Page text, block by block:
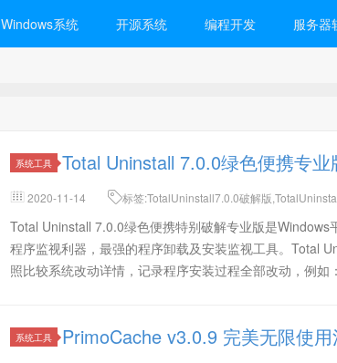
Windows系统 开源系统 编程开发 服务器
系统工具 Total Uninstall 7.0.0绿色便携专业
2020-11-14
标签:TotalUninstall7.0.0破解版
装跟踪工具,安装监控卸载工具,安装跟踪工具,程序监视工具,程序卸
Total Uninstall 7.0.0绿色便携特别破解专业版是
程序监视利器，最强的程序卸载及安装监视工具。Total
照比较系统改动详情，记录程序安装过程全部改动，例如
系统工具 PrimoCache v3.0.9 完美无限使